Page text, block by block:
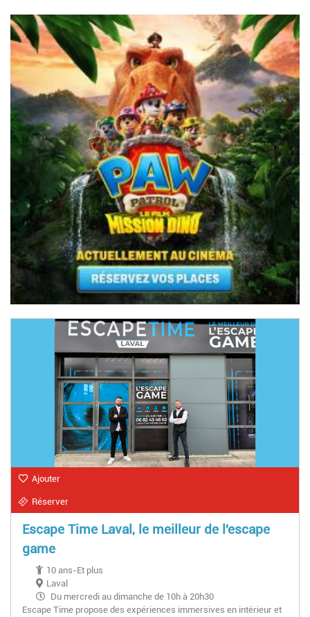
Ajouter
Réserver
Escape Time Laval, le meilleur de l'escape
game
10 ans-Et plus
Laval
Du mercredi au dimanche de 10h à 20h30
Escape Time propose des expériences immersives en intérieur et